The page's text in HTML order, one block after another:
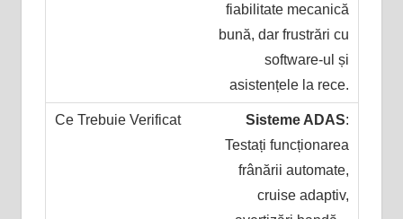
fiabilitate mecanică
bună, dar frustrări cu
software-ul și
asistențele la rece.
Sisteme ADAS:
Testați funcționarea
frânării automate,
cruise adaptiv,